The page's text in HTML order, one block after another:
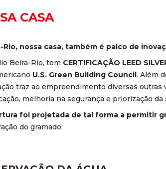
CASA
Rio, nossa casa, também é palco de
Beira-Rio, tem CERTIFICAÇÃO LEED
U.S. Green Building Council . Além
traz ao empreendimento diversas outras
melhoria na segurança e priorização
foi projetada de tal forma a permitir
do gramado.